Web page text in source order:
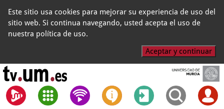
Este sitio usa cookies para mejorar su experiencia de uso del
sitio web. Si continua navegando, usted acepta el uso de
nuestra política de uso.
Aceptar y continuar